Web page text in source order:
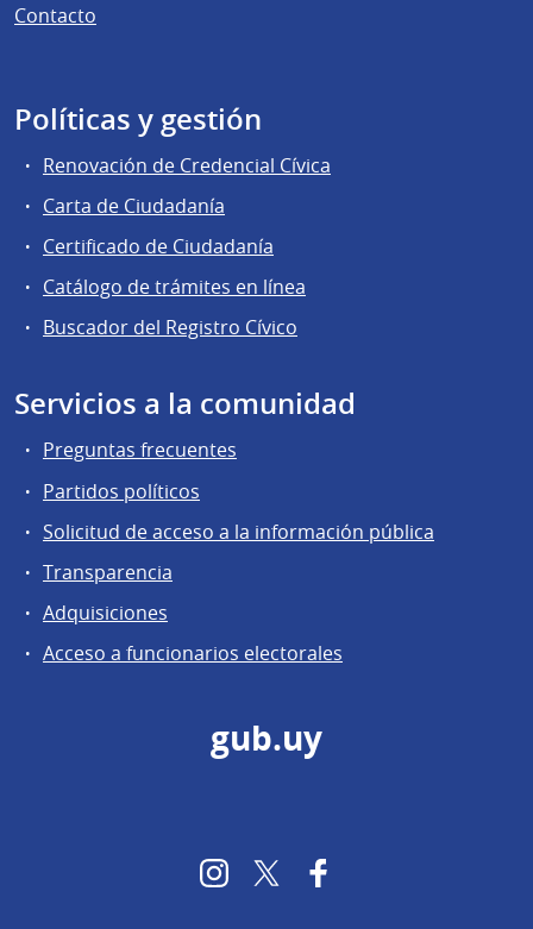
Contacto
Políticas y gestión
Renovación de Credencial Cívica
Carta de Ciudadanía
Certificado de Ciudadanía
Catálogo de trámites en línea
Buscador del Registro Cívico
Servicios a la comunidad
Preguntas frecuentes
Partidos políticos
Solicitud de acceso a la información pública
Transparencia
Adquisiciones
Acceso a funcionarios electorales
gub.uy
Instagram
Twitter